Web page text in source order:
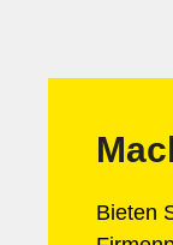
Bieten